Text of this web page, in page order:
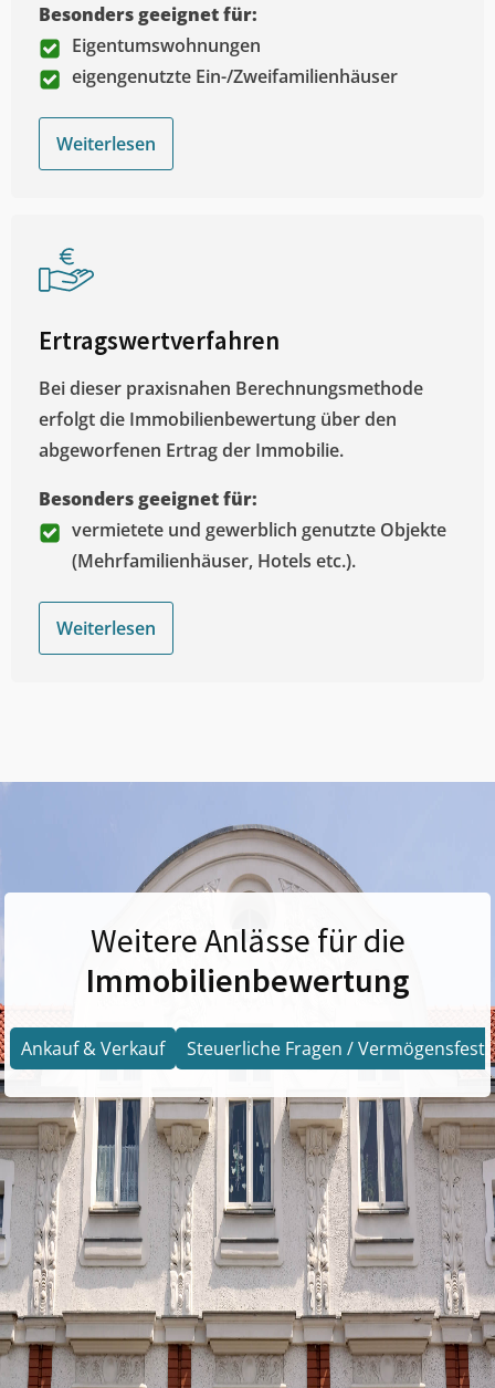
Besonders geeignet für:
Eigentumswohnungen
eigengenutzte Ein-/Zweifamilienhäuser
Weiterlesen
Ertragswertverfahren
Bei dieser praxisnahen Berechnungsmethode
erfolgt die Immobilienbewertung über den
abgeworfenen Ertrag der Immobilie.
Besonders geeignet für:
vermietete und gewerblich genutzte Objekte
(Mehrfamilienhäuser, Hotels etc.).
Weiterlesen
Weitere Anlässe für die
Immobilienbewertung
Ankauf & Verkauf Steuerliche Fragen /